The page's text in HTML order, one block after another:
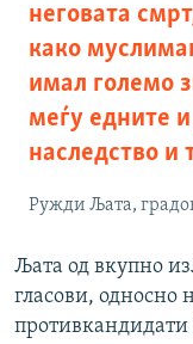
неговата
како
имал големо
меѓу едните
наследство и
Ружди Љата,
Љата од вкупно
гласови, односно